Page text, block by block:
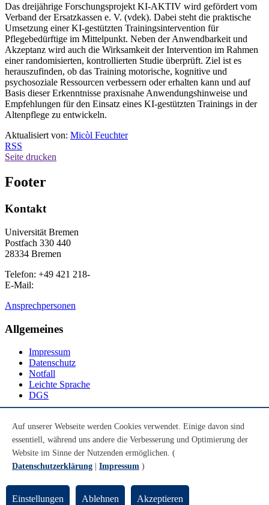
Das dreijährige Forschungsprojekt KI-AKTIV wird gefördert vom
Verband der Ersatzkassen e. V. (vdek). Dabei steht die praktische
Umsetzung einer KI-gestützten Trainingsintervention für
Pflegebedürftige im Mittelpunkt. Neben der Anwendbarkeit und
Akzeptanz wird auch die Wirksamkeit der Intervention im Rahmen
einer randomisierten, kontrollierten Studie überprüft. Ziel ist es
herauszufinden, ob das Training motorische, kognitive und
psychosoziale Ressourcen verbessern oder erhalten kann und auf
Basis dieser Erkenntnisse praxisnahe Anwendungshinweise und
Empfehlungen für den Einsatz eines KI-gestützten Trainings in der
Altenpflege zu entwickeln.
Aktualisiert von: Micòl Feuchter
RSS
Seite drucken
Footer
Kontakt
Universität Bremen
Postfach 330 440
28334 Bremen
Telefon: +49 421 218-
E-Mail:
Ansprechpersonen
Allgemeines
Impressum
Datenschutz
Notfall
Leichte Sprache
DGS
Youtube
Instagram
LinkedIn
© Universität Bremen 2026
Auf unserer Webseite werden Cookies verwendet. Einige davon sind
essentiell, während uns andere die Verbesserung und Optimierung der
Website im Sinne der Nutzenden ermöglichen. (
Datenschutzerklärung
Impressum )
Einstellungen Ablehnen Akzeptieren